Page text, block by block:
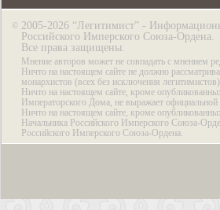
© 2005-2026 “Легитимист” -
Российского Имперского Союза-Ордена.
Все права защищены.
Мнение авторов может не совпадать с мнением
Ничто на настоящем сайте не должно
монархистов (всех без исключения
Ничто на настоящем сайте, кроме
Императорского Дома, не выражает
Ничто на настоящем сайте, кроме
Начальника Российского Имперского Союза-
Российского Имперского Союза-Ордена.